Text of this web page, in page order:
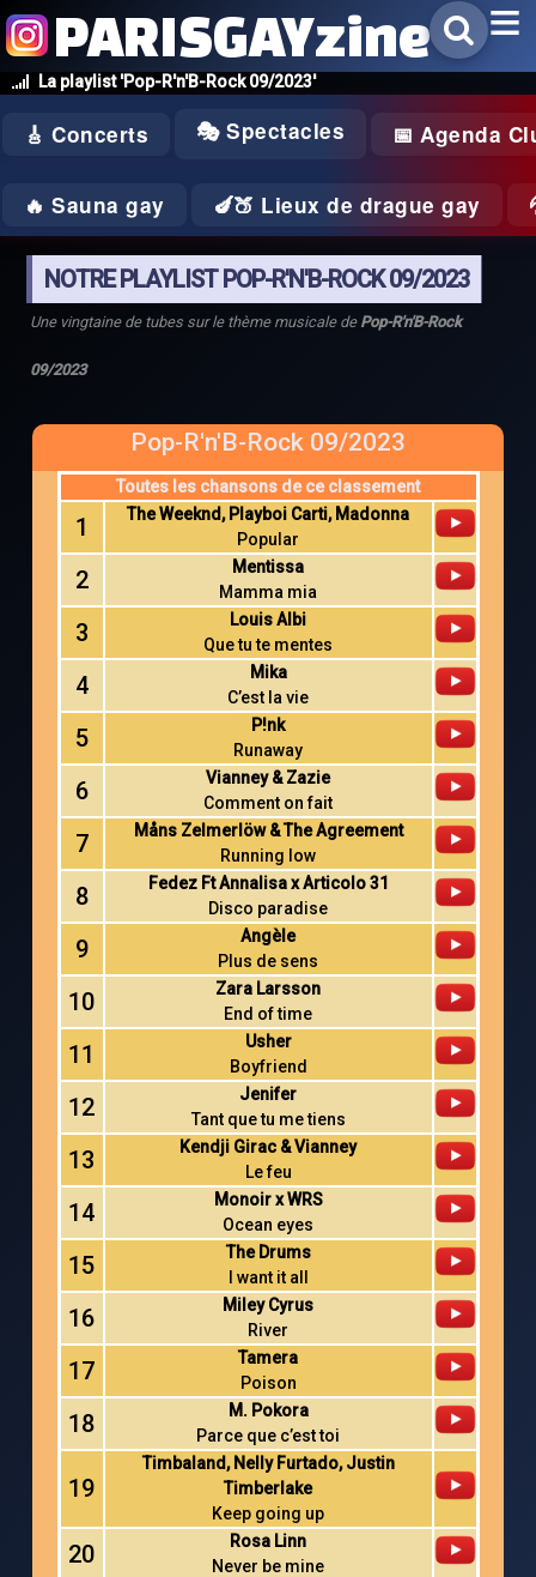
La playlist 'Pop-R'n'B-Rock 09/2023'
PARISGAYzine
🎸 Concerts 🎭 Spectacles 📅 Agenda
🔥 Sauna gay 🍆🍑 Lieux de drague gay
NOTRE PLAYLIST POP-R'N'B-ROCK 09/2023
Une vingtaine de tubes sur le thème musicale de Pop-R'n'B-Rock
09/2023
Pop-R'n'B-Rock 09/2023
Toutes les chansons de ce classement
1
The Weeknd, Playboi Carti, Madonna
Popular
2
Mentissa
Mamma mia
3
Louis Albi
Que tu te mentes
4
Mika
C’est la vie
5
P!nk
Runaway
6
Vianney & Zazie
Comment on fait
7
Måns Zelmerlöw & The Agreement
Running low
8
Fedez Ft Annalisa x Articolo 31
Disco paradise
9
Angèle
Plus de sens
10
Zara Larsson
End of time
11
Usher
Boyfriend
12
Jenifer
Tant que tu me tiens
13
Kendji Girac & Vianney
Le feu
14
Monoir x WRS
Ocean eyes
15
The Drums
I want it all
16
Miley Cyrus
River
17
Tamera
Poison
18
M. Pokora
Parce que c’est toi
19
Timbaland, Nelly Furtado, Justin
Timberlake
Keep going up
20
Rosa Linn
Never be mine